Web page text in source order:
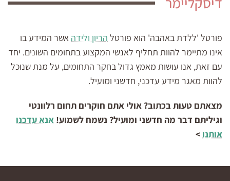
פורטל 'ללדת באהבה' הוא פורטל הריון ולידה אשר המידע בו
אינו מתיימר להוות תחליף לאנשי המקצוע בתחומים השונים. יחד
עם זאת, אנו עושות מאמץ גדול בחקר התחומים, על מנת שנוכל
להוות מאגר מידע עדכני, חדשני ומועיל.
מצאתם טעות בכתוב? אולי אתם חוקרים תחום רלוונטי
וגיליתם דבר מה חדשני ומועיל? נשמח לשמוע! אנא עדכנו
אותנו >